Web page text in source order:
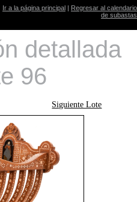
Ir a la página principal | Regresar al calendario
de subastas
detallada
96
Siguiente Lote